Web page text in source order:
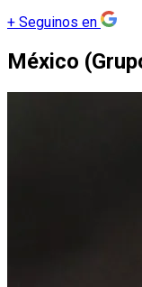
+ Seguinos en
México